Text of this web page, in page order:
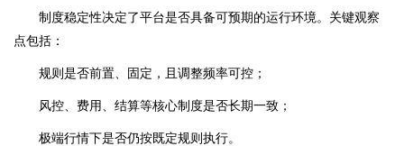
制度稳定性决定了平台是否具备可预期的运行环境。关键观察
点包括：
规则是否前置、固定，且调整频率可控；
风控、费用、结算等核心制度是否长期一致；
极端行情下是否仍按既定规则执行。